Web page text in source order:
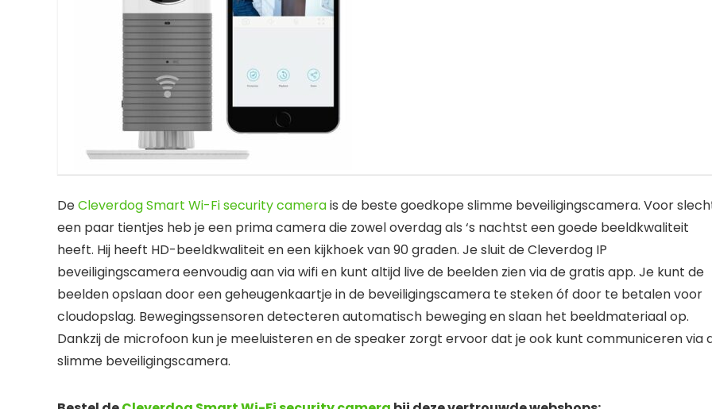
DeCleverdog Smart Wi-Fi security camerais de beste goedkope slimme beveiligingscamera. Voor
een paar tientjes heb je een prima camera die zowel overdag als ‘s nachtst een goede beeldkwaliteit
heeft. Hij heeft HD-beeldkwaliteit en een kijkhoek van 90 graden. Je sluit de Cleverdog IP
beveiligingscamera eenvoudig aan via wifi en kunt altijd live de beelden zien via de gratis app. Je kunt de
beelden opslaan door een geheugenkaartje in de beveiligingscamera te steken óf door te betalen voor
cloudopslag. Bewegingssensoren detecteren automatisch beweging en slaan het beeldmateriaal op.
Dankzij de microfoon kun je meeluisteren en de speaker zorgt ervoor dat je ook kunt communiceren via
slimme beveiligingscamera.